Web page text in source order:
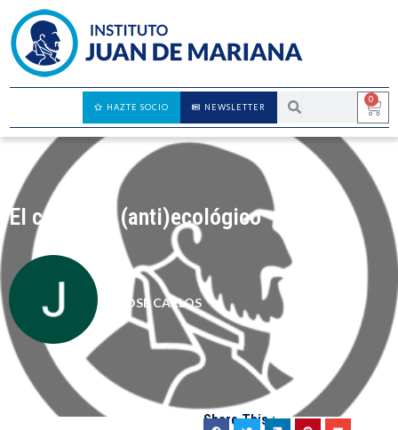
0
NEWSLETTER
HAZTE SOCIO
El consumo (anti)ecológico
JOSÉ CARLOS
Share This :